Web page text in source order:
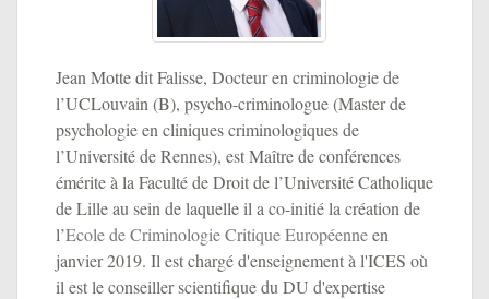
Jean Motte dit Falisse, Docteur en criminologie de
l’UCLouvain (B), psycho-criminologue (Master de
psychologie en cliniques criminologiques de
l’Université de Rennes), est Maître de conférences
émérite à la Faculté de Droit de l’Université Catholique
de Lille au sein de laquelle il a co-initié la création de
l’Ecole de Criminologie Critique Européenneen
janvier 2019. Il est chargé d'enseignement à l'ICES où
il est le conseiller scientifique du DU d'expertise